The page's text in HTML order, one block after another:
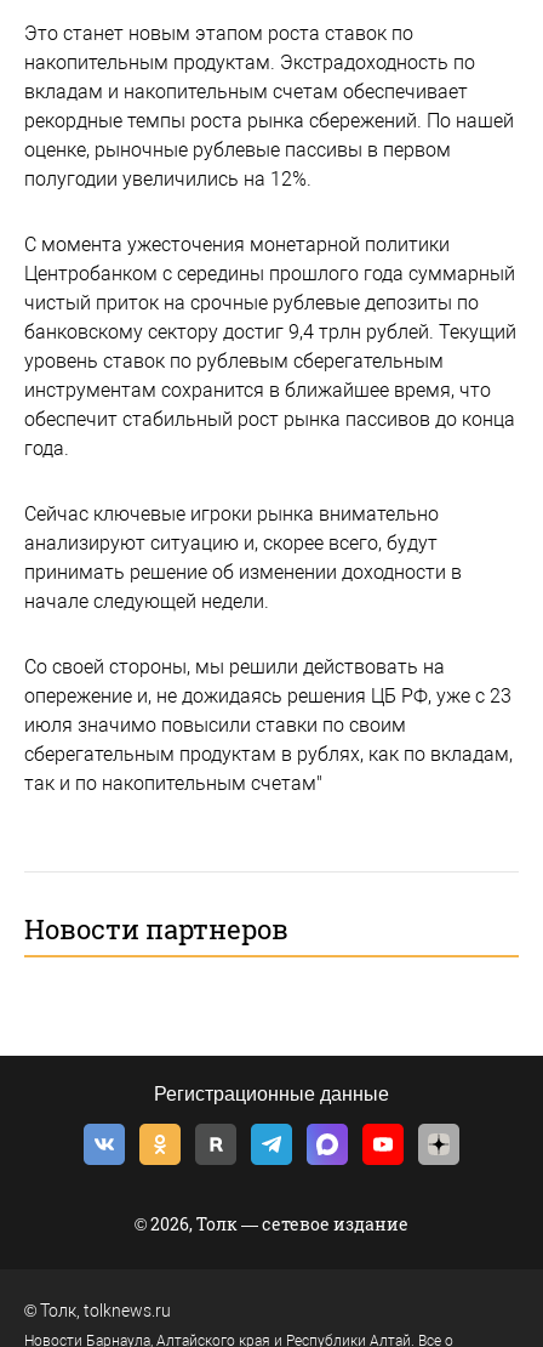
Это станет новым этапом роста ставок по
накопительным продуктам. Экстрадоходность по
вкладам и накопительным счетам обеспечивает
рекордные темпы роста рынка сбережений. По нашей
оценке, рыночные рублевые пассивы в первом
полугодии увеличились на 12%.
С момента ужесточения монетарной политики
Центробанком с середины прошлого года суммарный
чистый приток на срочные рублевые депозиты по
банковскому сектору достиг 9,4 трлн рублей. Текущий
уровень ставок по рублевым сберегательным
инструментам сохранится в ближайшее время, что
обеспечит стабильный рост рынка пассивов до конца
года.
Сейчас ключевые игроки рынка внимательно
анализируют ситуацию и, скорее всего, будут
принимать решение об изменении доходности в
начале следующей недели.
Со своей стороны, мы решили действовать на
опережение и, не дожидаясь решения ЦБ РФ, уже с 23
июля значимо повысили ставки по своим
сберегательным продуктам в рублях, как по вкладам,
так и по накопительным счетам"
Новости партнеров
Регистрационные данные
© 2026, Толк — сетевое издание
©Толк tolknews.ru
Новости Барнаула, Алтайского края и Республики Алтай. Все о